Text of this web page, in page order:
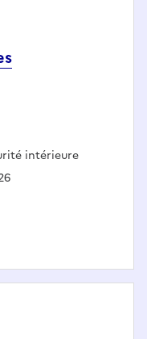
intérieure
de ressources